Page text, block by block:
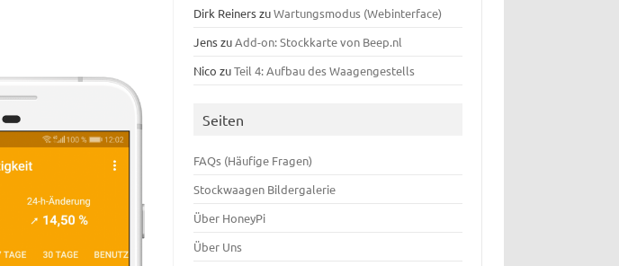
Dirk ReinerszuWartungsmodus (Webinterface)
JenszuAdd-on: Stockkarte von Beep.nl
Nico zuTeil 4: Aufbau des Waagengestells
Seiten
FAQs (Häufige Fragen)
Stockwaagen Bildergalerie
Über HoneyPi
Über Uns